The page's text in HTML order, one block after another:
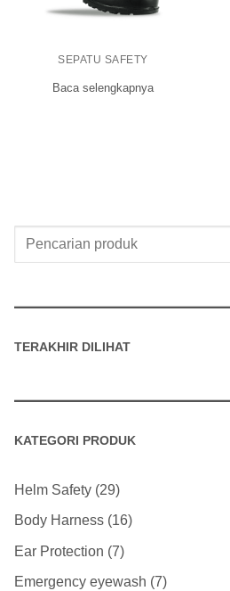
SEPATU SAFETY
Baca selengkapnya
Cari
Produk
TERAKHIR DILIHAT
KATEGORI PRODUK
Helm Safety 29
Body Harness 16
Ear Protection 7
Emergency eyewash 7